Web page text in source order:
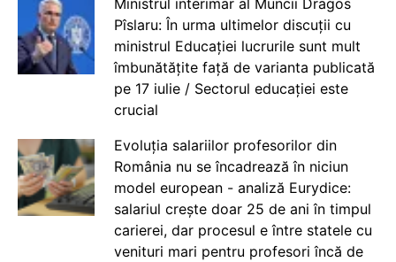
Ministrul interimar al Muncii Dragos
Pîslaru: În urma ultimelor discuții cu
ministrul Educației lucrurile sunt mult
îmbunătățite față de varianta publicată
pe 17 iulie / Sectorul educației este
crucial
Evoluția salariilor profesorilor din
România nu se încadrează în niciun
model european - analiză Eurydice:
salariul crește doar 25 de ani în timpul
carierei, dar procesul e între statele cu
venituri mari pentru profesori încă de